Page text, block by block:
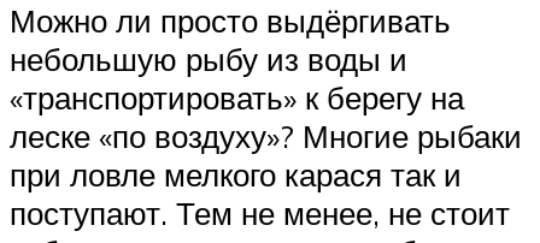
Можно ли просто выдёргивать
небольшую рыбу из воды и
«транспортировать» к берегу на
леске «по воздуху»? Многие рыбаки
при ловле мелкого карася так и
поступают. Тем не менее, не стоит